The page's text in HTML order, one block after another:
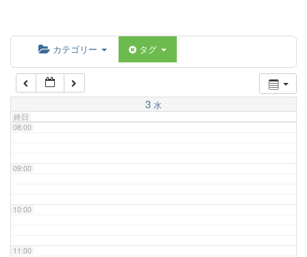
カテゴリー タグ
3 水
終日
07:00
08:00
09:00
10:00
11:00